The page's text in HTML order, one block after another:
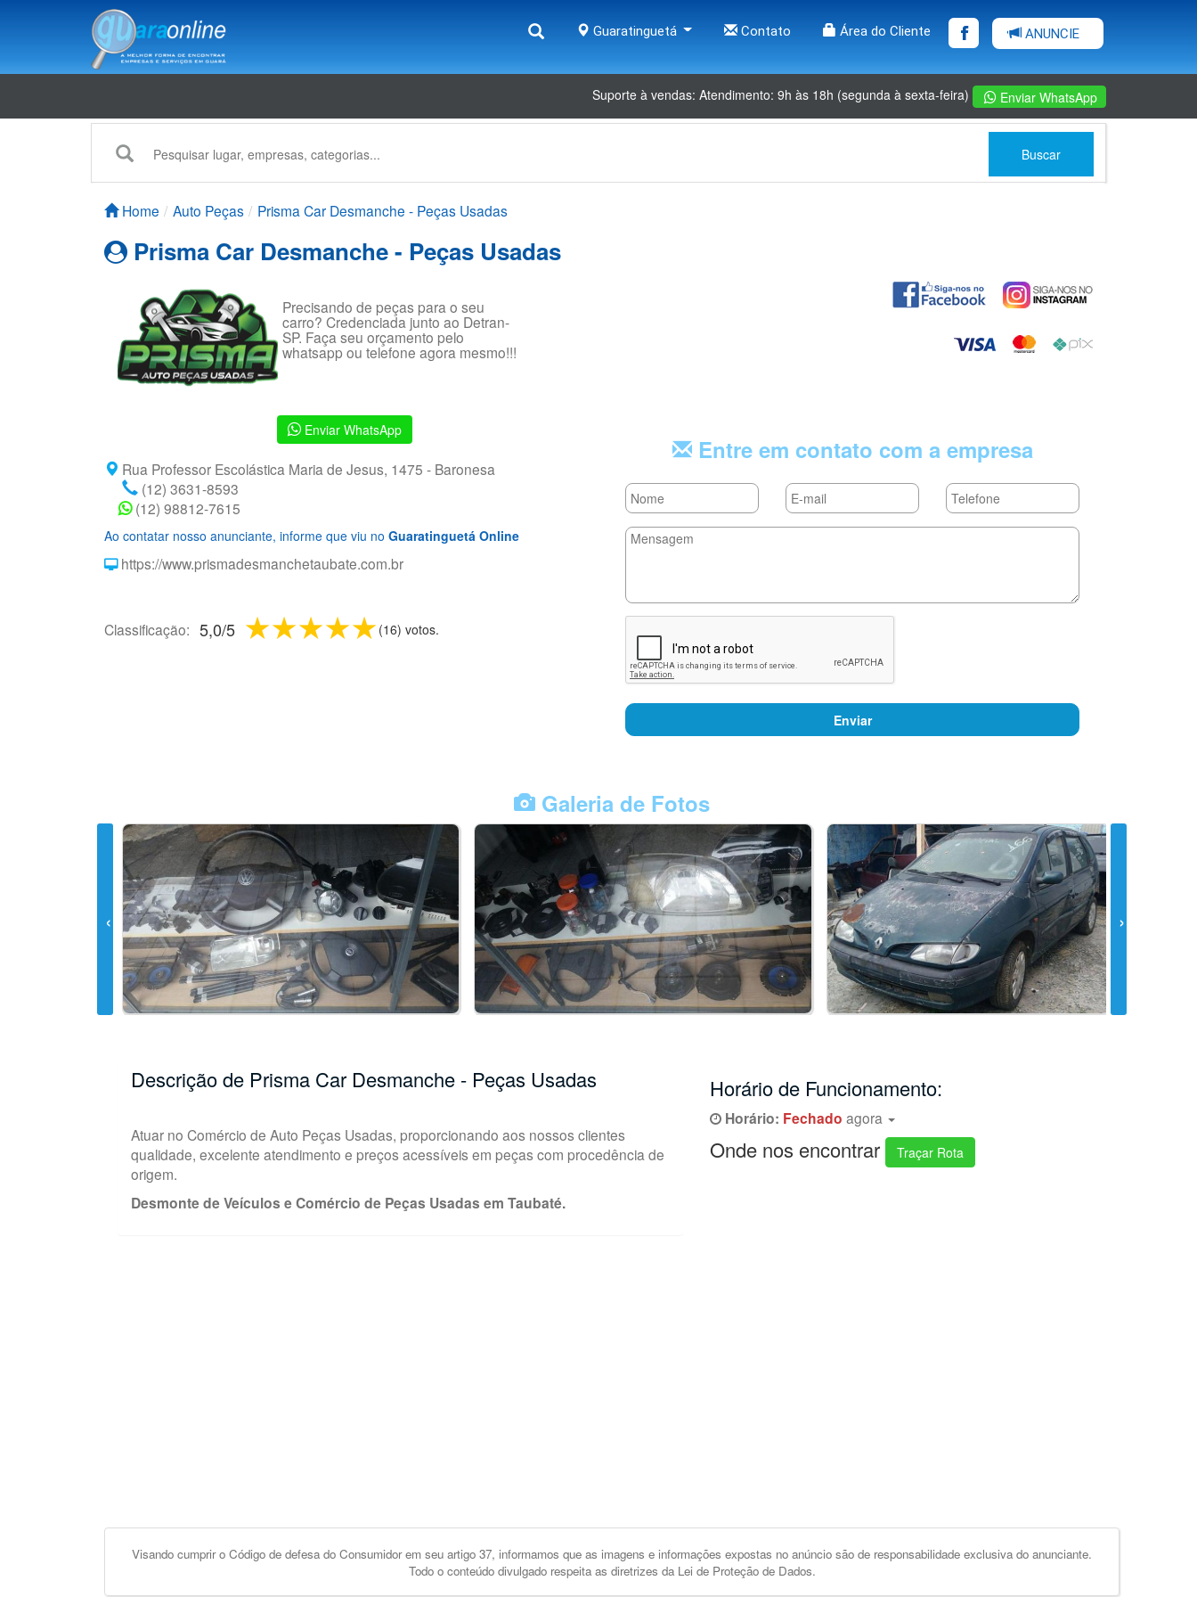
Guaratinguetá Contato Área do Cliente ANUNCIE
Suporte à vendas: Atendimento: 9h às 18h (segunda à sexta-feira) Enviar WhatsApp
Buscar
Home Auto Peças Prisma Car Desmanche - Peças Usadas
Prisma Car Desmanche - Peças Usadas
Precisando de peças para o seu
carro? Credenciada junto ao Detran-
SP. Faça seu orçamento pelo
whatsapp ou telefone agora mesmo!!!
Enviar WhatsApp
Rua Professor Escolástica Maria de Jesus, 1475 - Baronesa
(12) 3631-8593
(12) 98812-7615
Ao contatar nosso anunciante, informe que viu no Guaratinguetá Online
https://www.prismadesmanchetaubate.com.br
Classificação: 5,0/5 5 stars
4 stars
3 stars
2 stars
1 star (16) votos.
Entre em contato com a empresa
Enviar
Galeria de Fotos
Descrição de Prisma Car Desmanche - Peças Usadas
Atuar no Comércio de Auto Peças Usadas, proporcionando aos nossos clientes
qualidade, excelente atendimento e preços acessíveis em peças com procedência de
origem.
Desmonte de Veículos e Comércio de Peças Usadas em Taubaté.
Horário de Funcionamento:
Horário: Fechado agora
Onde nos encontrar Traçar Rota
Visando cumprir o Código de defesa do Consumidor em seu artigo 37, informamos que as imagens e informações expostas no anúncio são de responsabilidade exclusiva do anunciante.
Todo o conteúdo divulgado respeita as diretrizes da Lei de Proteção de Dados.